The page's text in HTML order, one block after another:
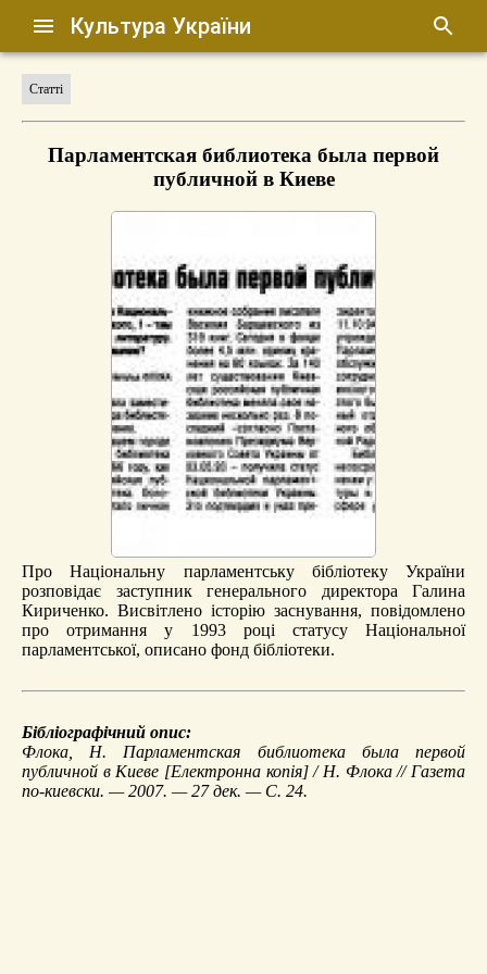
Культура України
Статті
Парламентская библиотека была первой
публичной в Киеве
Про Національну парламентську бібліотеку України
розповідає заступник генерального директора Галина
Кириченко. Висвітлено історію заснування, повідомлено
про отримання у 1993 році статусу Національної
парламентської, описано фонд бібліотеки.
Бібліографічний опис:
Флока, Н. Парламентская библиотека была первой
публичной в Киеве [Електронна копія] / Н. Флока // Газета
по-киевски. — 2007. — 27 дек. — С. 24.